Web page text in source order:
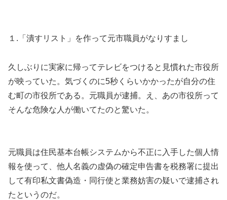
１.「潰すリスト」を作って元市職員がなりすまし
久しぶりに実家に帰ってテレビをつけると見慣れた市役所
が映っていた。気づくのに5秒くらいかかったが自分の住
む町の市役所である。元職員が逮捕。え、あの市役所って
そんな危険な人が働いてたのと驚いた。
元職員は住民基本台帳システムから不正に入手した個人情
報を使って、他人名義の虚偽の確定申告書を税務署に提出
して有印私文書偽造・同行使と業務妨害の疑いで逮捕され
たというのだ。